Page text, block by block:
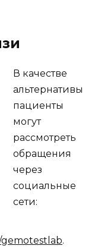
В качестве
альтернативы
пациенты
могут
рассмотреть
обращения
через
социальные
сети:
.